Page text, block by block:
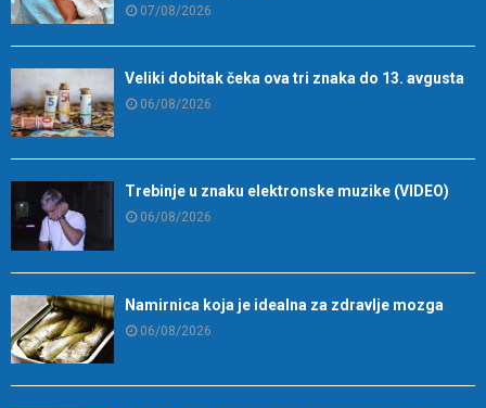
07/08/2026
Veliki dobitak čeka ova tri znaka do 13. avgusta
06/08/2026
Trebinje u znaku elektronske muzike (VIDEO)
06/08/2026
Namirnica koja je idealna za zdravlje mozga
06/08/2026